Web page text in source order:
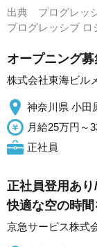
出典 プログレッ
プログレッシブ
オープニング募
株式会社東海ビル
神奈川県 小田
月給25万円～
正社員
正社員登用あ
快適な空の時
京急サービス株式